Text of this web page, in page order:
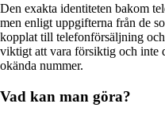
Den exakta identiteten bakom
men enligt uppgifterna från de
kopplat till telefonförsäljning
viktigt att vara försiktig och inte
okända nummer.
Vad kan man göra?